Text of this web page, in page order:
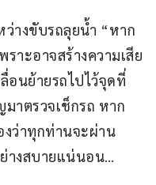
างขับรถลุยน้ำ “หาก
าะอาจสร้างความเสีย
อนย้ายรถไปไว้จุดที่
าตรวจเช็กรถ หาก
ว่าทุกท่านจะผ่าน
างสบายแน่นอน…